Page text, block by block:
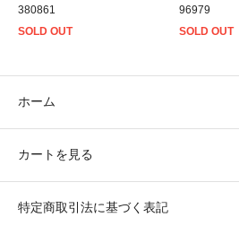
380861
SOLD OUT
96979
SOLD OUT
ホーム
カートを見る
特定商取引法に基づく表記